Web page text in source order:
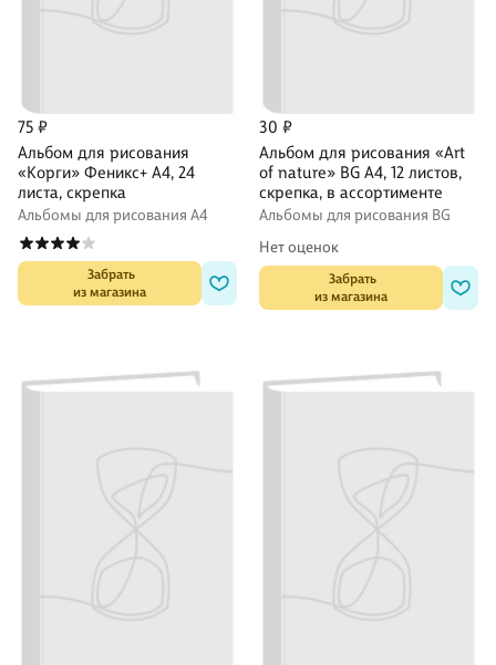
75 ₽
Альбом для рисования
«Корги» Феникс+ А4, 24
листа, скрепка
Альбомы для рисования А4
Забрать
из магазина
30 ₽
Альбом для рисования «Art
of nature» BG А4, 12 листов,
скрепка, в ассортименте
Альбомы для рисования BG
Нет оценок
Забрать
из магазина